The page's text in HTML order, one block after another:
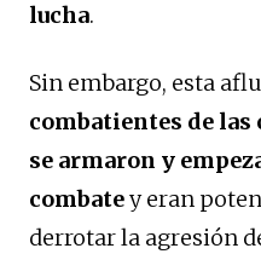
lucha.
Sin embargo, esta
combatientes de las
se armaron y
combatey eran
derrotar la agresión